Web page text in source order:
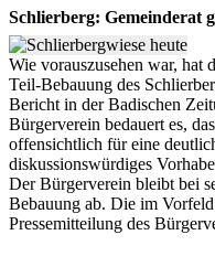
Schlierberg: Gemeinderat
Wie vorauszusehen war, hat
Teil-Bebauung des
Bericht in der Badischen
Bürgerverein bedauert es,
offensichtlich für eine
diskussionswürdiges
Der Bürgerverein bleibt bei
Bebauung ab. Die im
Pressemitteilung des